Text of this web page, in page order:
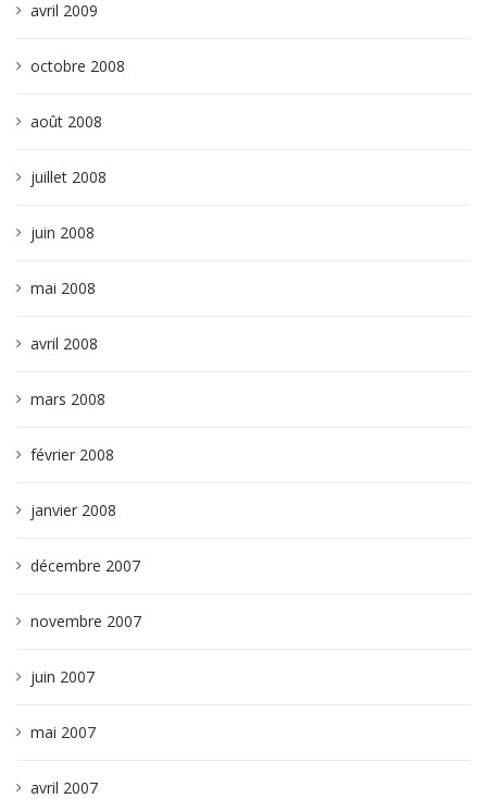
avril 2009
octobre 2008
août 2008
juillet 2008
juin 2008
mai 2008
avril 2008
mars 2008
février 2008
janvier 2008
décembre 2007
novembre 2007
juin 2007
mai 2007
avril 2007